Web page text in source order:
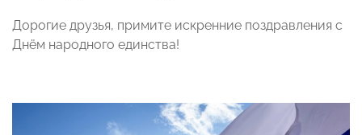
Дорогие друзья, примите искренние поздравления с
Днём народного единства!